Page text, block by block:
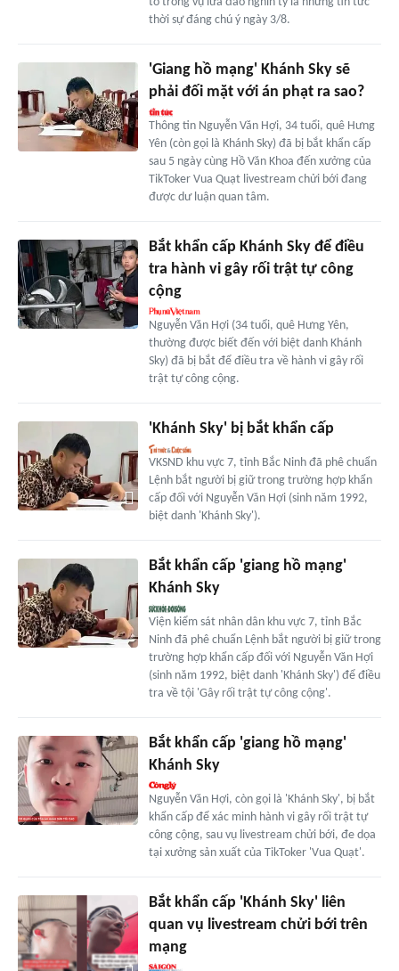
thời sự đáng chú ý ngày 3/8.
'Giang hồ mạng' Khánh Sky sẽ
phải đối mặt với án phạt ra sao?
Thông tin Nguyễn Văn Hợi, 34 tuổi, quê Hưng
Yên (còn gọi là Khánh Sky) đã bị bắt khẩn cấp
sau 5 ngày cùng Hồ Văn Khoa đến xưởng của
TikToker Vua Quạt livestream chửi bới đang
được dư luận quan tâm.
Bắt khẩn cấp Khánh Sky để điều
tra hành vi gây rối trật tự công
cộng
Nguyễn Văn Hợi (34 tuổi, quê Hưng Yên,
thường được biết đến với biệt danh Khánh
Sky) đã bị bắt để điều tra về hành vi gây rối
trật tự công cộng.
'Khánh Sky' bị bắt khẩn cấp
VKSND khu vực 7, tỉnh Bắc Ninh đã phê chuẩn
Lệnh bắt người bị giữ trong trường hợp khẩn
cấp đối với Nguyễn Văn Hợi (sinh năm 1992,
biệt danh 'Khánh Sky').
Bắt khẩn cấp 'giang hồ mạng'
Khánh Sky
Viện kiểm sát nhân dân khu vực 7, tỉnh Bắc
Ninh đã phê chuẩn Lệnh bắt người bị giữ trong
trường hợp khẩn cấp đối với Nguyễn Văn Hợi
(sinh năm 1992, biệt danh 'Khánh Sky') để điều
tra về tội 'Gây rối trật tự công cộng'.
Bắt khẩn cấp 'giang hồ mạng'
Khánh Sky
Nguyễn Văn Hợi, còn gọi là 'Khánh Sky', bị bắt
khẩn cấp để xác minh hành vi gây rối trật tự
công cộng, sau vụ livestream chửi bới, đe dọa
tại xưởng sản xuất của TikToker 'Vua Quạt'.
Bắt khẩn cấp 'Khánh Sky' liên
quan vụ livestream chửi bới trên
mạng